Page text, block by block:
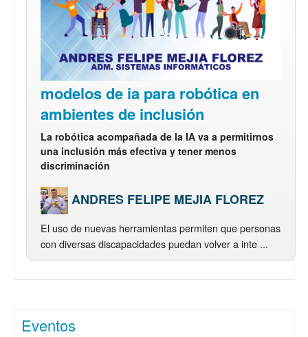
modelos de ia para robótica en
ambientes de inclusión
La robótica acompañada de la IA va a permitirnos
una inclusión más efectiva y tener menos
discriminación
ANDRES FELIPE MEJIA FLOREZ
El uso de nuevas herramientas permiten que personas
con diversas discapacidades puedan volver a inte ...
Eventos